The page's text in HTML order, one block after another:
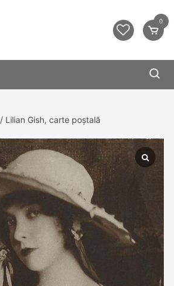
0
/ Lilian Gish, carte poștală